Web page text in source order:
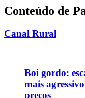
Conteúdo de
Canal Rural
Boi gordo:
mais
preços